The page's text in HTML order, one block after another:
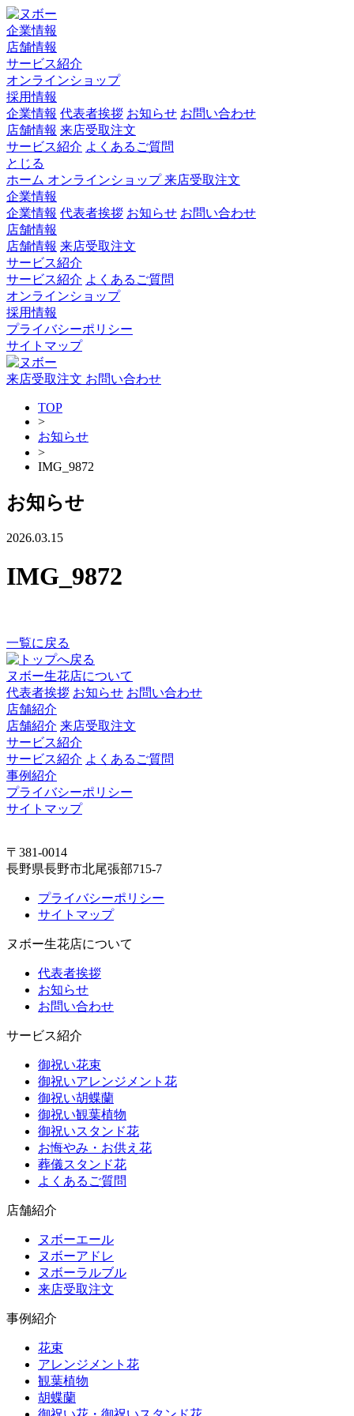
企業情報
店舗情報
サービス紹介
オンラインショップ
採用情報
企業情報 代表者挨拶 お知らせ お問い合わせ
店舗情報 来店受取注文
サービス紹介 よくあるご質問
とじる
ホーム オンラインショップ来店受取注文
企業情報
企業情報 代表者挨拶 お知らせ お問い合わせ
店舗情報
店舗情報 来店受取注文
サービス紹介
サービス紹介 よくあるご質問
オンラインショップ
採用情報
プライバシーポリシー
サイトマップ
来店受取注文 お問い合わせ
TOP
>
お知らせ
>
IMG_9872
お知らせ
2026.03.15
IMG_9872
一覧に戻る
ヌボー生花店について
代表者挨拶 お知らせ お問い合わせ
店舗紹介
店舗紹介 来店受取注文
サービス紹介
サービス紹介 よくあるご質問
事例紹介
プライバシーポリシー
サイトマップ
〒381-0014
長野県長野市北尾張部715-7
プライバシーポリシー
サイトマップ
ヌボー生花店について
代表者挨拶
お知らせ
お問い合わせ
サービス紹介
御祝い花束
御祝いアレンジメント花
御祝い胡蝶蘭
御祝い観葉植物
御祝いスタンド花
お悔やみ・お供え花
葬儀スタンド花
よくあるご質問
店舗紹介
ヌボーエール
ヌボーアドレ
ヌボーラルブル
来店受取注文
事例紹介
花束
アレンジメント花
観葉植物
胡蝶蘭